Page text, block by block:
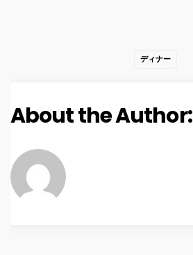
ディナー
About the Author: